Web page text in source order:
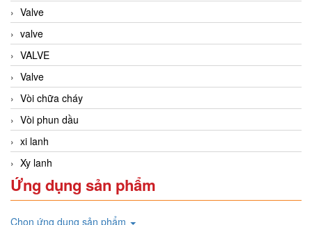
Valve
valve
VALVE
Valve
Vòi chữa cháy
Vòi phun dầu
xi lanh
Xy lanh
Ứng dụng sản phẩm
Chọn ứng dụng sản phẩm